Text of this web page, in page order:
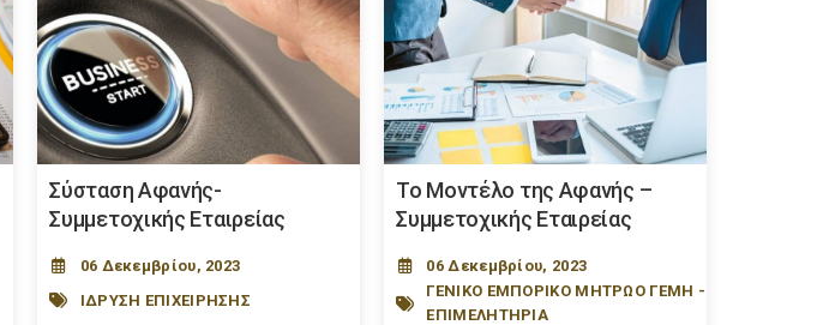
Σύσταση Αφανής-
Συμμετοχικής Εταιρείας
06 Δεκεμβρίου, 2023
ΙΔΡΥΣΗ ΕΠΙΧΕΙΡΗΣΗΣ
Το Μοντέλο της Αφανής –
Συμμετοχικής Εταιρείας
06 Δεκεμβρίου, 2023
ΓΕΝΙΚΟ ΕΜΠΟΡΙΚΟ ΜΗΤΡΩΟ ΓΕΜΗ -
ΕΠΙΜΕΛΗΤΗΡΙΑ